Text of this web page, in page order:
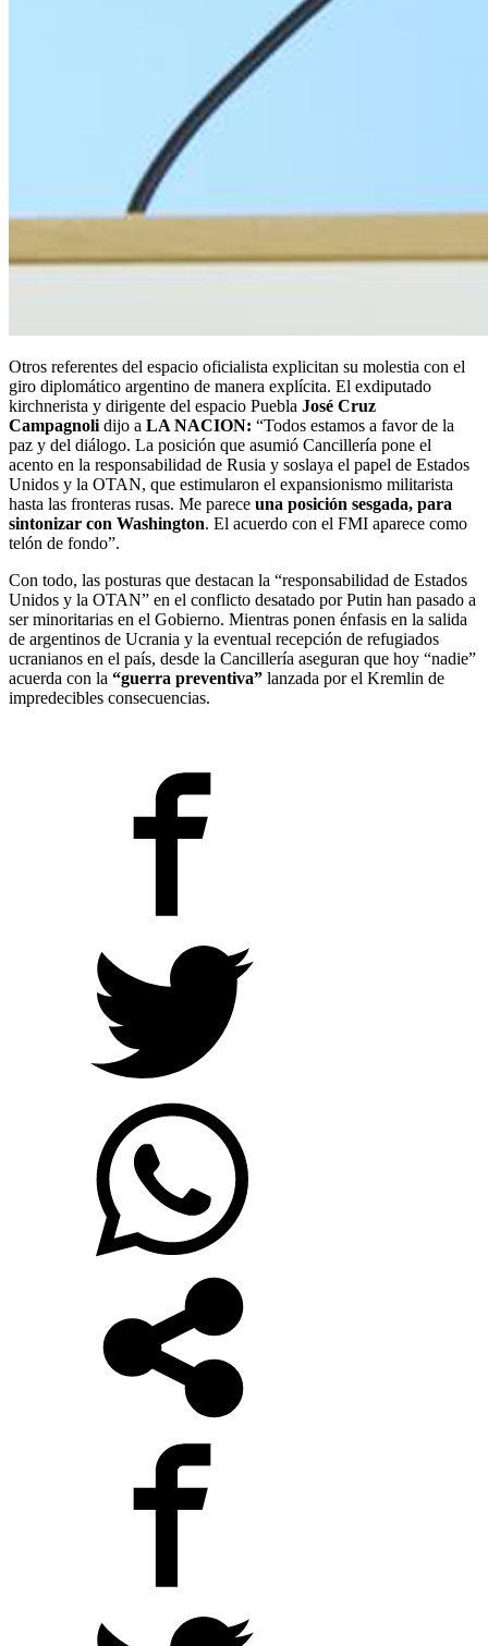
Otros referentes del espacio oficialista explicitan su molestia con el
giro diplomático argentino de manera explícita. El exdiputado
kirchnerista y dirigente del espacio Puebla José Cruz
Campagnoli dijo a LA NACION: “Todos estamos a favor de la
paz y del diálogo. La posición que asumió Cancillería pone el
acento en la responsabilidad de Rusia y soslaya el papel de Estados
Unidos y la OTAN, que estimularon el expansionismo militarista
hasta las fronteras rusas. Me parece una posición sesgada, para
sintonizar con Washington. El acuerdo con el FMI aparece como
telón de fondo”.
Con todo, las posturas que destacan la “responsabilidad de Estados
Unidos y la OTAN” en el conflicto desatado por Putin han pasado a
ser minoritarias en el Gobierno. Mientras ponen énfasis en la salida
de argentinos de Ucrania y la eventual recepción de refugiados
ucranianos en el país, desde la Cancillería aseguran que hoy “nadie”
acuerda con la “guerra preventiva” lanzada por el Kremlin de
impredecibles consecuencias.